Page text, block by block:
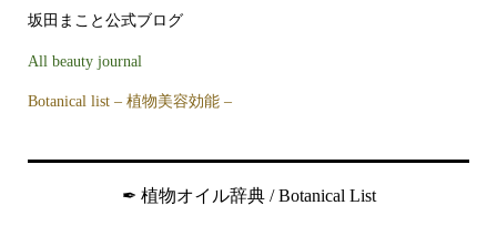
坂田まこと公式ブログ
All beauty journal
Botanical list – 植物美容効能 –
✒︎ 植物オイル辞典 / Botanical List